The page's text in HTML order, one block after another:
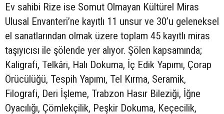
Ev sahibi Rize ise Somut Olmayan Kültürel Miras
Ulusal Envanteri’ne kayıtlı 11 unsur ve 30’u geleneksel
el sanatlarından olmak üzere toplam 45 kayıtlı miras
taşıyıcısı ile şölende yer alıyor. Şölen kapsamında;
Kaligrafi, Telkâri, Halı Dokuma, İç Edik Yapımı, Çorap
Örücülüğü, Tespih Yapımı, Tel Kırma, Seramik,
Filografi, Deri İşleme, Trabzon Hasır Bileziği, İğne
Oyacılığı, Çömlekçilik, Peşkir Dokuma, Keçecilik,